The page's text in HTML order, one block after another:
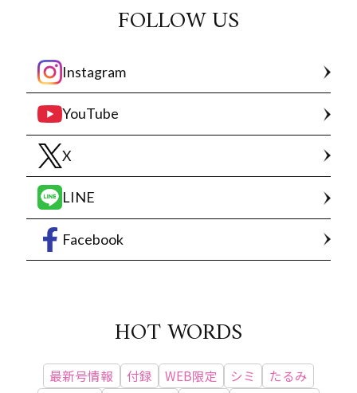
FOLLOW US
Instagram
YouTube
X
LINE
Facebook
HOT WORDS
最新号情報 付録 WEB限定 シミ
たるみ